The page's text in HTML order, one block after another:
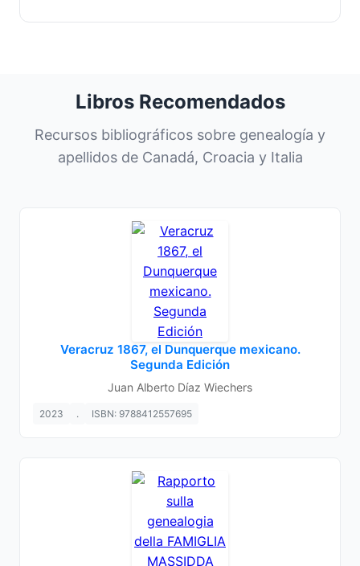
Libros Recomendados
Recursos bibliográficos sobre genealogía y
apellidos de Canadá, Croacia y Italia
Veracruz 1867, el Dunquerque mexicano.
Segunda Edición
Juan Alberto Díaz Wiechers
2023 . ISBN: 9788412557695